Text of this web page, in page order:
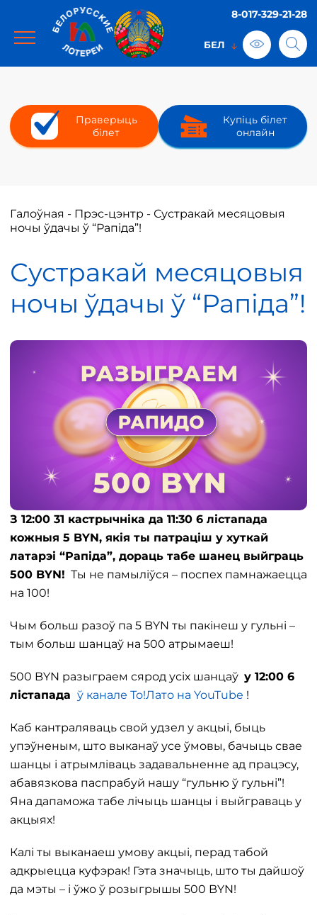
8-017-329-21-28
Праверыць
білет
Купіць білет
онлайн
Галоўная - Прэс-цэнтр - Сустракай месяцовыя
ночы ўдачы ў “Рапіда”!
Сустракай месяцовыя
ночы ўдачы ў “Рапіда”!
З 12:00 31 кастрычніка да 11:30 6 лістапада
кожныя 5 BYN, якія ты патраціш у хуткай
латарэі “Рапіда”, дораць табе шанец выйграць
500 BYN! Ты не памыліўся – поспех памнажаецца
на 100!
Чым больш разоў па 5 BYN ты пакінеш у гульні –
тым больш шанцаў на 500 атрымаеш!
500 BYN разыграем сярод усіх шанцаў у 12:00 6
лістапада ў канале То!Лато на YouTube !
Каб кантраляваць свой удзел у акцыі, быць
упэўненым, што выканаў усе ўмовы, бачыць свае
шанцы і атрымліваць задавальненне ад працэсу,
абавязкова паспрабуй нашу “гульню ў гульні”!
Яна дапаможа табе лічыць шанцы і выйграваць у
акцыях!
Калі ты выканаеш умову акцыі, перад табой
адкрыецца куфэрак! Гэта значыць, што ты дайшоў
да мэты – і ўжо ў розыгрышы 500 BYN!